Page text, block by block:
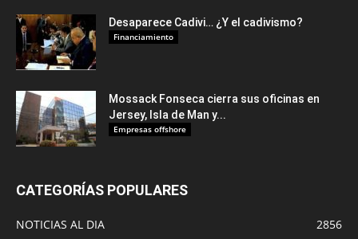
Desaparece Cadivi… ¿Y el cadivismo?
Financiamiento
Mossack Fonseca cierra sus oficinas en
Jersey, Isla de Man y...
Empresas offshore
CATEGORÍAS POPULARES
NOTICIAS AL DIA
2856